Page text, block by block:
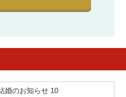
婚のお知らせ 10